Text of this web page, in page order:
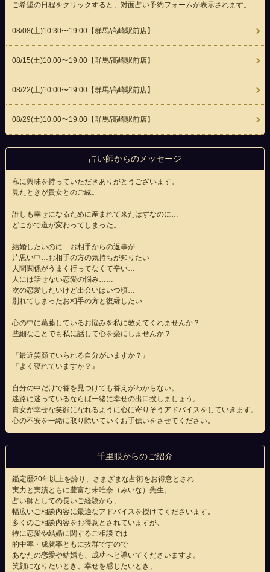
ご希望の日程をクリックすると、対面占い予約フォームが表示されます。
08/08(土)10:30〜19:00【群馬/高崎駅前店】
08/15(土)10:00〜19:00【群馬/高崎駅前店】
08/22(土)10:00〜19:00【群馬/高崎駅前店】
08/29(土)10:00〜19:00【群馬/高崎駅前店】
占い師からのメッセージ
私に興味を持っていただきありがとうございます。
見たときが貴女とのご縁。
誰しも幸せになるために産まれて来たはずなのに…
どこかで道が変わってしまった。
結婚したいのに…お相手からの返事が…
片思い中…お相手の方の気持ちが知りたい
人間関係がうまく行ってなくて辛い…
人には話せない恋愛の悩み……
次の恋愛したいけど出会いはいつ頃…
別れてしまったお相手の方と復縁したい…
心の中に葛藤しているお悩みを私に教えてくれませんか？
些細なことでも私に話して心を楽にしませんか？
『最近笑顔でいられる自分がいますか？』
『よく寝れていますか？』
自分の中だけで答を見つけても答えがわからない。
迷路に迷っているならば一緒に幸せの出口捜しましょう。
貴女が幸せな笑顔になれるように心に寄りそうアドバイスをしていきます。
心の不安を一緒に取り除いていくお手伝いをさせてください。
千里眼からのご紹介
鑑定歴20年以上を誇り、さまざまな占術をお得意とされ
実力と実績ともに豊富な未唯奈（みいな）先生。
占い師としての長いご経験から、
幅広いご相談内容に最適なアドバイスを授けてくださいます。
多くのご相談内容をお得意とされていますが、
特に恋愛や結婚に関するご相談では
的中率・成就率ともに抜群ですので
あなたの恋愛や結婚も、成功へと導いてくださいますよ。
笑顔になりたいとき、幸せを感じたいとき、